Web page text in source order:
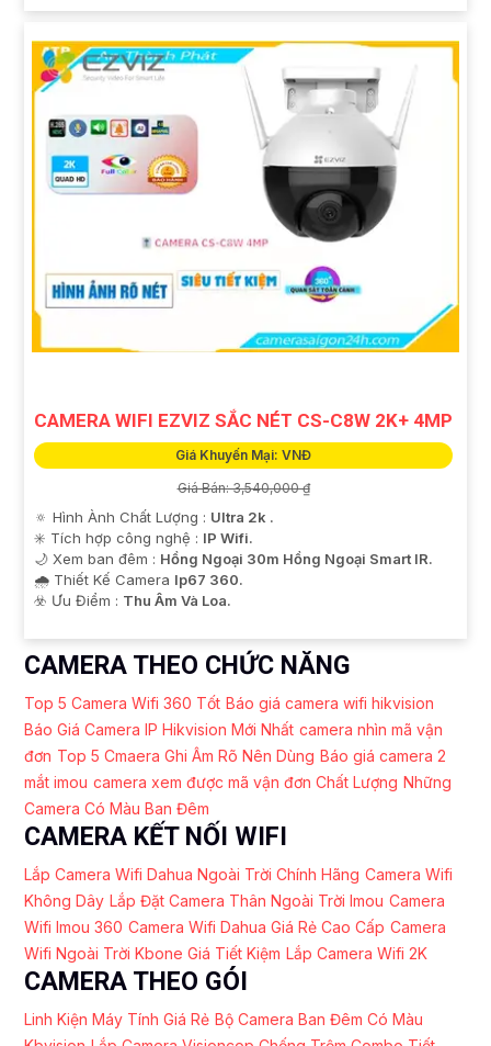
CAMERA WIFI EZVIZ SẮC NÉT CS-C8W 2K+ 4MP
Giá Khuyến Mại: VNĐ
Giá Bán: 3,540,000 ₫
🔅 Hình Ành Chất Lượng : Ultra 2k .
✳️ Tích hợp công nghệ : IP Wifi.
🌙 Xem ban đêm : Hồng Ngoại 30m Hồng Ngoại Smart IR.
🌧️ Thiết Kế Camera Ip67 360.
️☣️ Ưu Điểm : Thu Âm Và Loa.
CAMERA THEO CHỨC NĂNG
Top 5 Camera Wifi 360 Tốt Báo giá camera wifi hikvision
Báo Giá Camera IP Hikvision Mới Nhất camera nhìn mã vận
đơn Top 5 Cmaera Ghi Âm Rõ Nên Dùng Báo giá camera 2
mắt imou camera xem được mã vận đơn Chất Lượng Những
Camera Có Màu Ban Đêm
CAMERA KẾT NỐI WIFI
Lắp Camera Wifi Dahua Ngoài Trời Chính Hãng Camera Wifi
Không Dây Lắp Đặt Camera Thân Ngoài Trời Imou Camera
Wifi Imou 360 Camera Wifi Dahua Giá Rẻ Cao Cấp Camera
Wifi Ngoài Trời Kbone Giá Tiết Kiệm Lắp Camera Wifi 2K
CAMERA THEO GÓI
Linh Kiện Máy Tính Giá Rẻ Bộ Camera Ban Đêm Có Màu